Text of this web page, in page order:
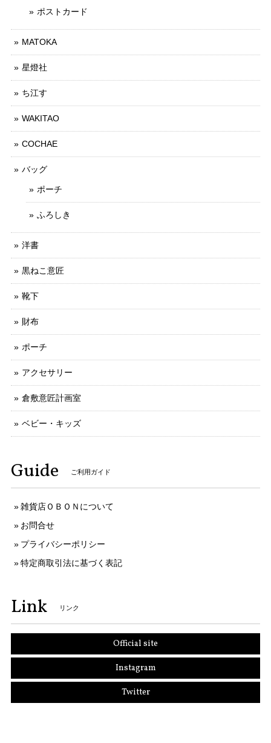
ポストカード
MATOKA
星燈社
ち江す
WAKITAO
COCHAE
バッグ
ポーチ
ふろしき
洋書
黒ねこ意匠
靴下
財布
ポーチ
アクセサリー
倉敷意匠計画室
ベビー・キッズ
Guide ご利用ガイド
雑貨店ＯＢＯＮについて
お問合せ
プライバシーポリシー
特定商取引法に基づく表記
Link リンク
Official site
Instagram
Twitter